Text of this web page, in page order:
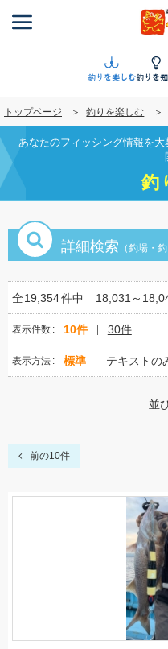
ン
に
移
動
釣りを楽しむ釣りを
トップページ 釣りを楽しむ
あなたのフィッシング情報を
釣
詳細検索 （釣場・
全19,354件中 18,031～
表示件数 10件 30件
表示方法 標準 テキストの
並
前の10件